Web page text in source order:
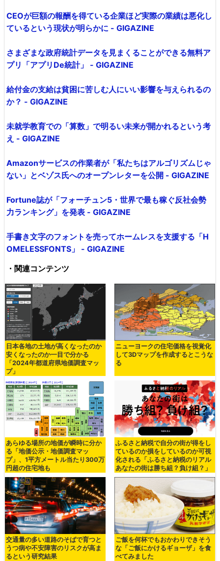
CEOが巨額の報酬を得ている企業ほど実際の業績は悪化し
ているという現状が明らかに - GIGAZINE
さまざまな政府統計データを見まくることができる無料ア
プリ「アプリDe統計」 - GIGAZINE
給付金の支給は貧困に苦しむ人にいい影響を与えられるの
か？ - GIGAZINE
未就学教育での「算数」で明るい未来が開かれるという考
え - GIGAZINE
Amazonサービスの作業者が「私たちはアルゴリズムじゃ
ない」とベゾス氏へのオープンレターを公開 - GIGAZINE
Fortune誌が「フォーチュン5・世界で最も稼ぐ反社会勢
力ランキング」を発表 - GIGAZINE
手書き文字のフォントを売ってホームレスを支援する「H
OMELESSFONTS」 - GIGAZINE
・関連コンテンツ
日本各地の土地が高くなったのか
安くなったのか一目で分かる
「2024年都道府県地価調査マッ
プ」
ニューヨークの住宅価格を視覚化
して3Dマップを作成するとこうな
る
あらゆる場所の地価が瞬時に分か
る「地価公示・地価調査マッ
プ」、1平方メートル当たり300万
円超の住宅地も
ふるさと納税で自分の街が得をし
ているのか損をしているのか可視
化される「ふるさと納税のリアル
あなたの街は勝ち組？負け組？」
交通量の多い道路のそばで育つと
うつ病や不安障害のリスクが高ま
るという研究結果
ご飯を何杯でもおかわりできそう
な「ご飯にかけるギョーザ」を食
べてみました